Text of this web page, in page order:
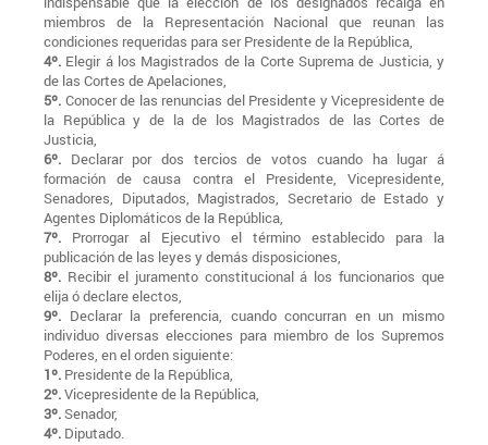
miembros de la Representación Nacional que reunan las
condiciones requeridas para ser Presidente de la República,
4º. Elegir á los Magistrados de la Corte Suprema de Justicia, y
de las Cortes de Apelaciones,
5º. Conocer de las renuncias del Presidente y Vicepresidente de
la República y de la de los Magistrados de las Cortes de
Justicia,
6º. Declarar por dos tercios de votos cuando ha lugar á
formación de causa contra el Presidente, Vicepresidente,
Senadores, Diputados, Magistrados, Secretario de Estado y
Agentes Diplomáticos de la República,
7º. Prorrogar al Ejecutivo el término establecido para la
publicación de las leyes y demás disposiciones,
8º. Recibir el juramento constitucional á los funcionarios que
elija ó declare electos,
9º. Declarar la preferencia, cuando concurran en un mismo
individuo diversas elecciones para miembro de los Supremos
Poderes, en el orden siguiente:
1º. Presidente de la República,
2º.Vicepresidente de la República,
3º.Senador,
4º. Diputado.